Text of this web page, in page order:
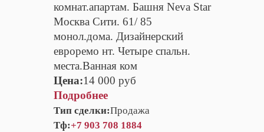
комнат.апартам. Башня Neva Star
Москва Сити. 61/ 85
монол.дома. Дизайнерский
евроремо нт. Четыре спальн.
места.Ванная ком
Цена:14 000 руб
Подробнее
Тип сделки:Продажа
Тф:+7 903 708 1884